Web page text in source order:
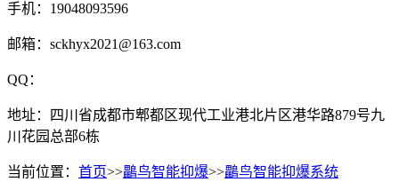
手机：19048093596
邮箱：sckhyx2021@163.com
QQ：
地址：四川省成都市郫都区现代工业港北片区港华路879号九
川花园总部6栋
当前位置： 首页>>鸓鸟智能抑爆>>鸓鸟智能抑爆系统